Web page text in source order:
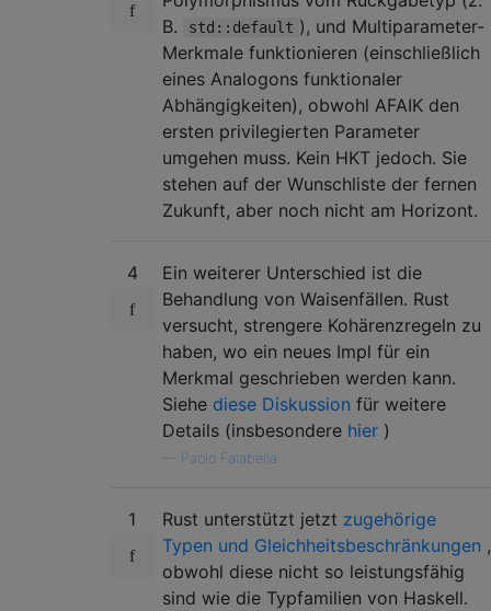
B.
std::default ), und Multiparameter-
Merkmale funktionieren (einschließlich
eines Analogons funktionaler
Abhängigkeiten), obwohl AFAIK den
ersten privilegierten Parameter
umgehen muss. Kein HKT jedoch. Sie
stehen auf der Wunschliste der fernen
Zukunft, aber noch nicht am Horizont.
4
Ein weiterer Unterschied ist die
Behandlung von Waisenfällen. Rust
versucht, strengere Kohärenzregeln zu
haben, wo ein neues Impl für ein
Merkmal geschrieben werden kann.
Siehe diese Diskussion für weitere
Details (insbesondere hier )
Paolo Falabella
1 Rust unterstützt jetzt zugehörige
Typen und Gleichheitsbeschränkungen ,
obwohl diese nicht so leistungsfähig
sind wie die Typfamilien von Haskell.